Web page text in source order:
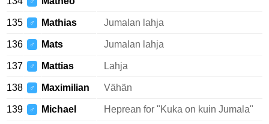
135 ♂ Mathias Jumalan lahja
136 ♂ Mats Jumalan lahja
137 ♂ Mattias Lahja
138 ♂ Maximilian Vähän
139 ♂ Michael Heprean for "Kuka on kuin Jumala"